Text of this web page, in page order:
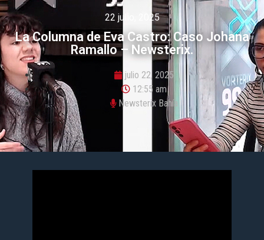
22 julio, 2025
La Columna de Eva Castro: Caso Johana
Ramallo – Newsterix.
julio 22, 2025
12:55 am
Newsterix Bahía